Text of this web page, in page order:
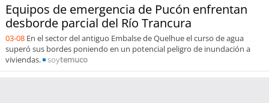
Equipos de emergencia de Pucón enfrentan
desborde parcial del Río Trancura
03-08 En el sector del antiguo Embalse de Quelhue el curso de agua
superó sus bordes poniendo en un potencial peligro de inundación a
viviendas.
soytemuco